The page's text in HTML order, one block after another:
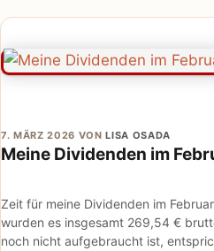
Meine Dividenden im
7. MÄRZ 2026 VONLISA OSADA
Zeit für meine Dividenden im
wurden es insgesamt 269,54 €
noch nicht aufgebraucht ist,